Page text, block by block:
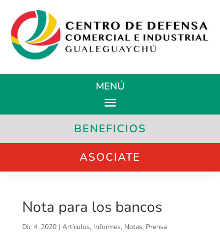
MENÚ
BENEFICIOS
ASOCIATE
Nota para los bancos
Dic 4, 2020| Artículos, Informes, Notas, Prensa